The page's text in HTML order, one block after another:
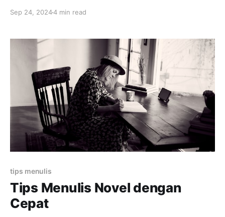
mendapat permintaan revisi? Ini tips yang mungkin
bayangkan, sudah sekian purnama kamu menunggu
seleksi naskah. Lalu suatu hari, ada pemberitahuan
kalau naskahmu
Sep 24, 20244 min read
tips menulis
Tips Menulis Novel dengan
Cepat